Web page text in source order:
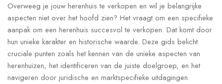
Overweeg je jouw herenhuis te verkopen en wil je belangrijke
aspecten niet over het hoofd zien? Het vraagt om een specifieke
aanpak om een herenhuis succesvol te verkopen. Dat komt door
hun unieke karakter en historische waarde. Deze gids belicht
cruciale punten zoals het kennen van de unieke aspecten van
herenhuizen, het identificeren van de juiste doelgroep, en het
navigeren door juridische en marktspecifieke uitdagingen.